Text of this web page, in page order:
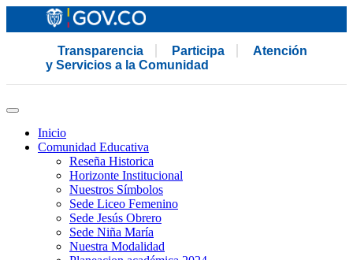
Transparencia Participa
Atención
y Servicios a la Comunidad
Inicio
Comunidad Educativa
Reseña Historica
Horizonte Institucional
Nuestros Símbolos
Sede Liceo Femenino
Sede Jesús Obrero
Sede Niña María
Nuestra Modalidad